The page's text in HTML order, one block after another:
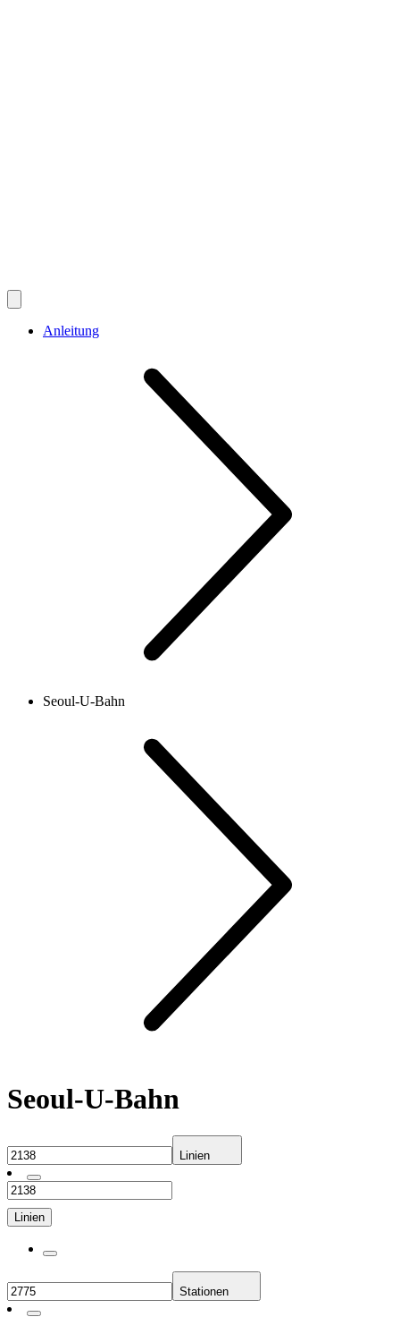
Anleitung
Seoul-U-Bahn
Seoul-U-Bahn
Linien
Linien
Stationen